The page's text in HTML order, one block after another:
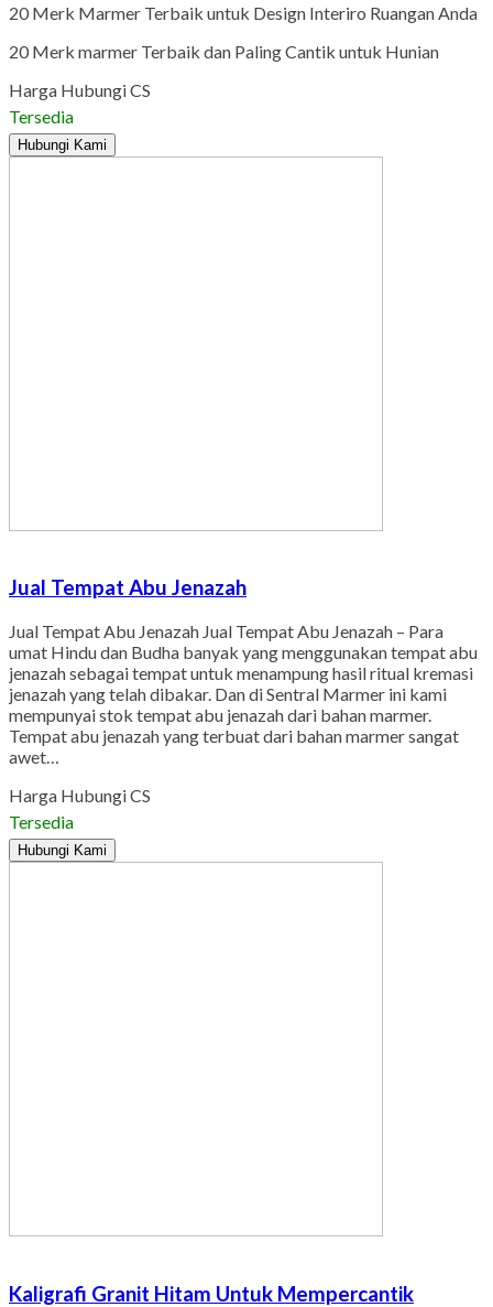
20 Merk Marmer Terbaik untuk Design Interiro Ruangan Anda
20 Merk marmer Terbaik dan Paling Cantik untuk Hunian
Harga Hubungi CS
Tersedia
Hubungi Kami
Jual Tempat Abu Jenazah
Jual Tempat Abu Jenazah Jual Tempat Abu Jenazah – Para
umat Hindu dan Budha banyak yang menggunakan tempat abu
jenazah sebagai tempat untuk menampung hasil ritual kremasi
jenazah yang telah dibakar. Dan di Sentral Marmer ini kami
mempunyai stok tempat abu jenazah dari bahan marmer.
Tempat abu jenazah yang terbuat dari bahan marmer sangat
awet…
Harga Hubungi CS
Tersedia
Hubungi Kami
Kaligrafi Granit Hitam Untuk Mempercantik